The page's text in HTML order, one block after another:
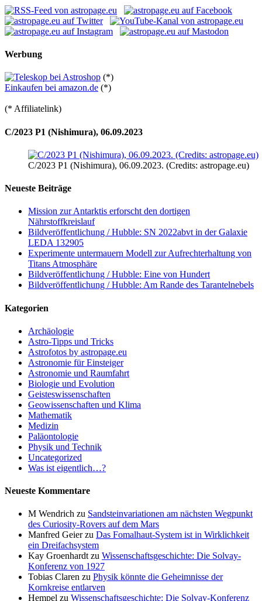
Werbung
(*)
Einkaufen bei amazon.de (*)
(* Affiliatelink)
C/2023 P1 (Nishimura), 06.09.2023
C/2023 P1 (Nishimura), 06.09.2023. (Credits: astropage.eu)
Neueste Beiträge
Mission zur Antarktis erforscht den dortigen
Nährstoffkreislauf
Bildveröffentlichung / Hubble: SN 2022abvt in der Galaxie
LEDA 132905
Experimente untermauern Modell zur Aufrechterhaltung von
Titans Atmosphäre
Bildveröffentlichung / Hubble: Eine von Hundert
Bildveröffentlichung / Hubble: Am Rande des Tarantelnebels
Kategorien
Archäologie
Astro-Tipps und Tricks
Astrofotos by astropage.eu
Astronomie für Einsteiger
Astronomie und Raumfahrt
Biologie und Evolution
Geisteswissenschaften
Geowissenschaften und Klima
Mathematik
Medizin
Paläontologie
Physik und Technik
Uncategorized
Was ist eigentlich…?
Neueste Kommentare
M Wendrich zu Sandsteinvariationen am nächsten Wegpunkt
des Curiosity-Rovers auf dem Mars
Manfred Geierzu Das Fomalhaut-System ist in Wirklichkeit
ein Dreifachsystem
Kay Groenhardtzu Wissenschaftsgeschichte: Die Solvay-
Konferenz von 1927
Tobias Claren zu Physik könnte die Geheimnisse der
Kornkreise entlarven
Hempel zu Wissenschaftsgeschichte: Die Solvay-Konferenz